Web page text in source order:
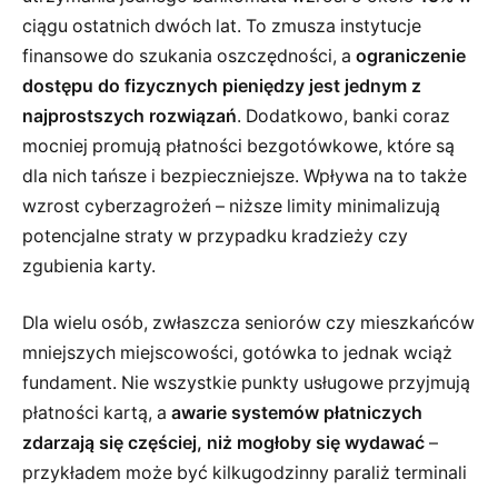
ciągu ostatnich dwóch lat. To zmusza instytucje
finansowe do szukania oszczędności, a ograniczenie
dostępu do fizycznych pieniędzy jest jednym z
najprostszych rozwiązań. Dodatkowo, banki coraz
mocniej promują płatności bezgotówkowe, które są
dla nich tańsze i bezpieczniejsze. Wpływa na to także
wzrost cyberzagrożeń – niższe limity minimalizują
potencjalne straty w przypadku kradzieży czy
zgubienia karty.
Dla wielu osób, zwłaszcza seniorów czy mieszkańców
mniejszych miejscowości, gotówka to jednak wciąż
fundament. Nie wszystkie punkty usługowe przyjmują
płatności kartą, a awarie systemów płatniczych
zdarzają się częściej, niż mogłoby się wydawać –
przykładem może być kilkugodzinny paraliż terminali